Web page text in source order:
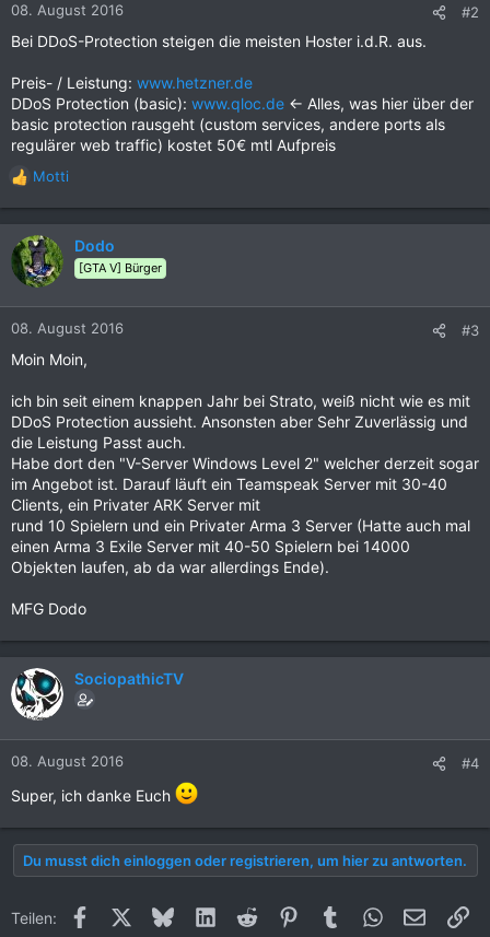
08. August 2016 #2
Bei DDoS-Protection steigen die meisten Hoster i.d.R. aus.
Preis- / Leistung: www.hetzner.de
DDoS Protection (basic): www.qloc.de <- Alles, was hier über der
basic protection rausgeht (custom services, andere ports als
regulärer web traffic) kostet 50€ mtl Aufpreis
R
e
a
k
t
n
n
Motti
Dodo
[GTA V] Bürger
08. August 2016 #3
Moin Moin,
ich bin seit einem knappen Jahr bei Strato, weiß nicht wie es mit
DDoS Protection aussieht. Ansonsten aber Sehr Zuverlässig und
die Leistung Passt auch.
Habe dort den "V-Server Windows Level 2" welcher derzeit sogar
im Angebot ist. Darauf läuft ein Teamspeak Server mit 30-40
Clients, ein Privater ARK Server mit
rund 10 Spielern und ein Privater Arma 3 Server (Hatte auch mal
einen Arma 3 Exile Server mit 40-50 Spielern bei 14000
Objekten laufen, ab da war allerdings Ende).
MFG Dodo
SociopathicTV
08. August 2016 #4
Super, ich danke Euch
Du musst dich einloggen oder registrieren, um hier zu antworten.
Teilen: FacebookX (Twitter)
BlueskyLinkedInReddit PinterestTumblrWhatsApp
E-Mail